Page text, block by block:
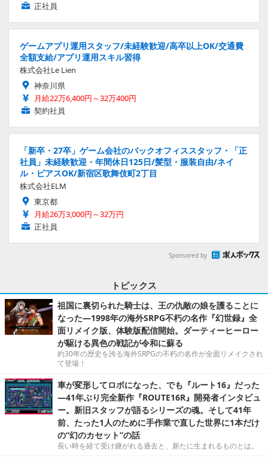
正社員
ゲームアプリ運用スタッフ/未経験歓迎/高卒以上OK/交通費
全額支給/アプリ運用スキル習得
株式会社Le Lien
神奈川県
月給22万6,400円～32万400円
契約社員
「新卒・27卒」ゲーム会社のバックオフィススタッフ・「正
社員」未経験歓迎・年間休日125日/髪型・服装自由/ネイ
ル・ピアスOK/新宿区歌舞伎町2丁目
株式会社ELM
東京都
月給26万3,000円～32万円
正社員
Sponsored by
トピックス
祖国に裏切られた騎士は、王の仇敵の娘を護ることに
なった―1998年の海外SRPG不朽の名作『幻世録』全
面リメイク版、体験版配信開始。ダーティーヒーロー
が駆ける異色の戦記が令和に蘇る
約30年の歴史を誇る海外SRPGの不朽の名作が全面リメイクされ
て登場！
車が変形してロボになった、でも『ルート16』だった
―41年ぶり完全新作『ROUTE16R』開発者インタビュ
ー。新旧スタッフが語るシリーズの魂。そして41年
前、たった1人のために手作業で直した世界に1本だけ
の“幻のカセット”の話
長い時を経て受け継がれる過去と、新たに生まれるものとは。